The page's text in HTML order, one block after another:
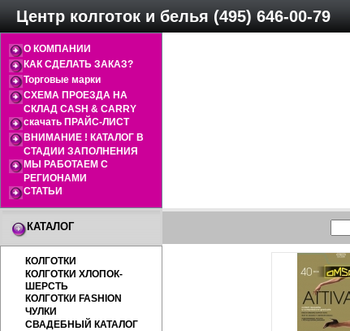
Центр колготок и белья (495) 646-00-79
О КОМПАНИИ
КАК СДЕЛАТЬ ЗАКАЗ?
Торговые марки
СХЕМА ПРОЕЗДА НА
СКЛАД CASH & CARRY
скачать ПРАЙС-ЛИСТ
ВНИМАНИЕ ! КАТАЛОГ В
СТАДИИ ЗАПОЛНЕНИЯ
МЫ РАБОТАЕМ С
РЕГИОНАМИ
СТАТЬИ
КАТАЛОГ
КОЛГОТКИ
КОЛГОТКИ ХЛОПОК-
ШЕРСТЬ
КОЛГОТКИ FASHION
ЧУЛКИ
СВАДЕБНЫЙ КАТАЛОГ